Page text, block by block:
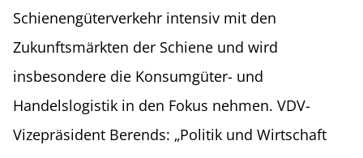
Schienengüterverkehr intensiv mit den
Zukunftsmärkten der Schiene und wird
insbesondere die Konsumgüter- und
Handelslogistik in den Fokus nehmen. VDV-
Vizepräsident Berends: „Politik und Wirtschaft